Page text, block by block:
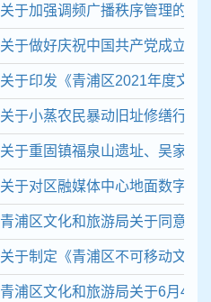
关于加强调频广播秩序管理的通
关于做好庆祝中国共产党成立
关于印发《青浦区2021年度文
关于小蒸农民暴动旧址修缮行政
关于重固镇福泉山遗址、吴家场
关于对区融媒体中心地面数字停
青浦区文化和旅游局关于同意成
关于制定《青浦区不可移动文物
青浦区文化和旅游局关于6月4日